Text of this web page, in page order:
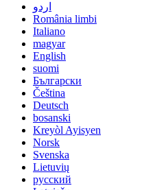
اردو
România limbi
Italiano
magyar
English
suomi
Български
Čeština
Deutsch
bosanski
Kreyòl Ayisyen
Norsk
Svenska
Lietuvių
русский